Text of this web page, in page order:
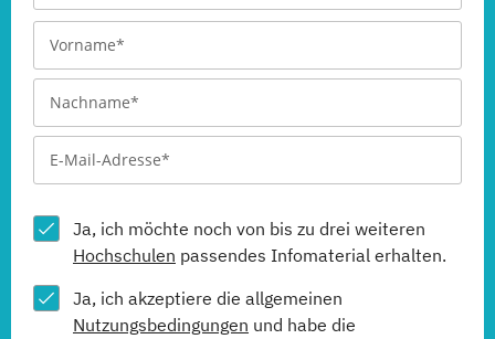
Ja, ich möchte noch von bis zu drei weiteren
Hochschulen passendes Infomaterial erhalten.
Ja, ich akzeptiere die allgemeinen
Nutzungsbedingungen und habe die